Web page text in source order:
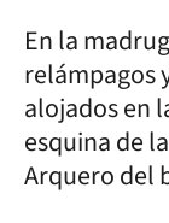
En la
relámpagos
alojados en
esquina de
Arquero del